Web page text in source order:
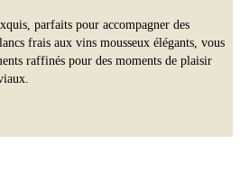
parfaits pour accompagner des
frais aux vins mousseux élégants, vous
raffinés pour des moments de plaisir